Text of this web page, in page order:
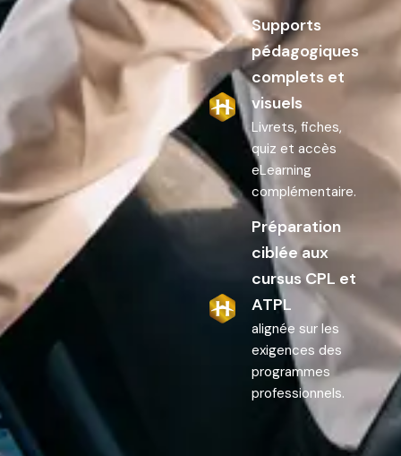
Supports
pédagogiques
complets et
visuels
Livrets, fiches,
quiz et accès
eLearning
complémentaire.
Préparation
ciblée aux
cursus CPL et
ATPL
alignée sur les
exigences des
programmes
professionnels.